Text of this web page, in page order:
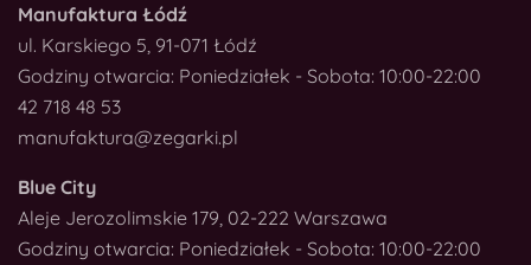
Manufaktura Łódź
ul. Karskiego 5, 91-071 Łódź
Godziny otwarcia: Poniedziałek - Sobota: 10:00-22:00
42 718 48 53
manufaktura@zegarki.pl
Blue City
Aleje Jerozolimskie 179, 02-222 Warszawa
Godziny otwarcia: Poniedziałek - Sobota: 10:00-22:00